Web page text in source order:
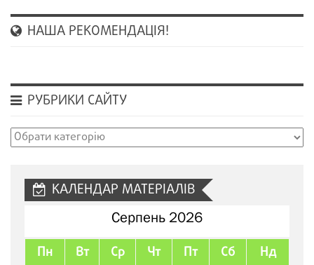
НАША РЕКОМЕНДАЦІЯ!
РУБРИКИ САЙТУ
Рубрики
КАЛЕНДАР МАТЕРІАЛІВ
Серпень 2026
Пн Вт Ср Чт Пт Сб Нд